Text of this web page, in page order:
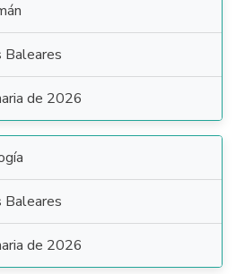
Baleares
de 2026
Baleares
de 2026